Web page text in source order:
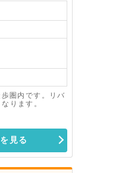
圏内です。リバ
ります。
見る